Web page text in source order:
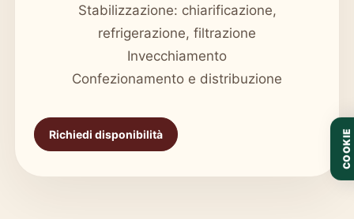
Stabilizzazione: chiarificazione,
refrigerazione, filtrazione
Invecchiamento
Confezionamento e distribuzione
Richiedi disponibilità COOKIE